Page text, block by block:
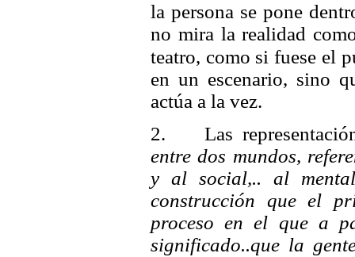
la persona se pone
no mira la realidad
teatro, como si fuese el
en un escenario, sino
actúa a la vez.
2. Las
entre dos mundos,
y al social,.. al
construcción que el
proceso en el que a
significado..que la